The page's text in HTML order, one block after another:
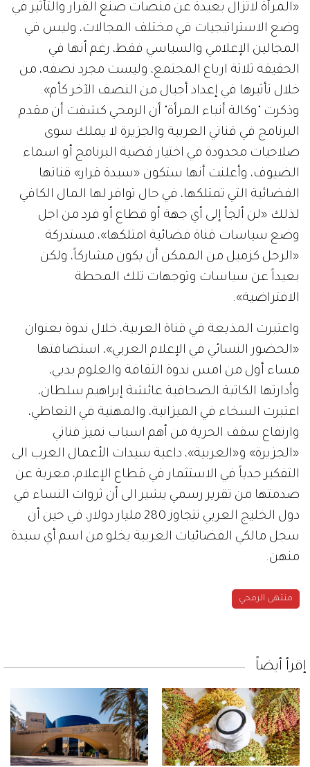
«المرأة لاتزال بعيدة عن منصات صنع القرار والتأثير في
وضع الاستراتيجيات في مختلف المجالات، وليس في
المجالين الإعلامي والسياسي فقط، رغم أنها في
الحقيقة ثلاثة ارباع المجتمع، وليست مجرد نصفه، من
خلال تأثيرها في إعداد أجيال من النصف الآخر كأم».
وذكرت "وكالة أنباء المرأة" أن الرمحي كشفت أن مقدم
البرنامج في قناتي العربية والجزيرة لا يملك سوى
صلاحيات محدودة في اختيار قضية البرنامج أو اسماء
الضيوف، وأعلنت أنها ستكون «سيدة قرار» قناتها
الفضائية التي تمتلكها، في حال توافر لها المال الكافي
لذلك «لن ألجأ إلى أي جهة أو قطاع أو فرد من اجل
وضع سياسات قناة فضائية امتلكها»، مستدركة
«الرجل كزميل من الممكن أن يكون مشاركاً، ولكن
بعيداً عن سياسات وتوجهات تلك المحطة
الافتراضية».
واعتبرت المذيعة في قناة العربية، خلال ندوة بعنوان
«الحضور النسائي في الإعلام العربي»، استضافتها
مساء أول من امس ندوة الثقافة والعلوم بدبي،
وأدارتها الكاتبة الصحافية عائشة إبراهيم سلطان،
اعتبرت السخاء في الميزانية، والمهنية في التعاطي،
وارتفاع سقف الحرية من أهم اسباب تميز قناتي
«الجزيرة» و«العربية»، داعية سيدات الأعمال العرب الى
التفكير جدياً في الاستثمار في قطاع الإعلام، معربة عن
صدمتها من تقرير رسمي يشير الى أن ثروات النساء في
دول الخليج العربي تتجاوز 280 مليار دولار، في حين أن
سجل مالكي الفضائيات العربية يخلو من اسم أي سيدة
منهن.
منتهى الرمحي
إقرأ أيضاً